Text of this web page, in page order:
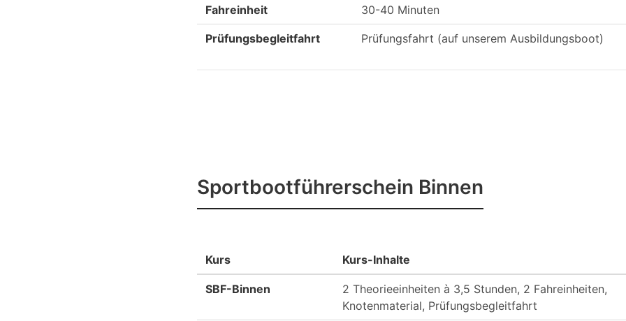
Fahreinheit 30-40 Minuten
Prüfungsbegleitfahrt Prüfungsfahrt (auf unserem Ausbildungsboot)
Sportbootführerschein Binnen
Kurs Kurs-Inhalte
SBF-Binnen
2 Theorieeinheiten à 3,5 Stunden, 2 Fahreinheiten,
Knotenmaterial, Prüfungsbegleitfahrt